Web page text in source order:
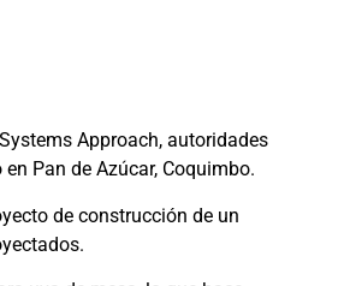
Approach, autoridades
Pan de Azúcar, Coquimbo.
de construcción de un